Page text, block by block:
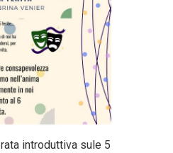
introduttiva sule 5